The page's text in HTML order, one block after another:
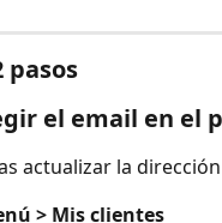
pasos
el email en el
actualizar la
> Mis clientes